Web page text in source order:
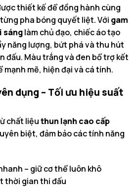
thiết kế để đồng hành cùng
pha bóng quyết liệt. Với gam
sánglàm chủ đạo, chiếc áo tạo
năng lượng, bứt phá và thu hút
đấu. Màu trắng và đen bổ trợ kết
mẽ, hiện đại và cá tính.
dụng – Tối ưu hiệu suất
chất liệuthun lạnh cao cấp
biệt, đảm bảo các tính năng
– giữ cơ thể luôn khô
thời gian thi đấu